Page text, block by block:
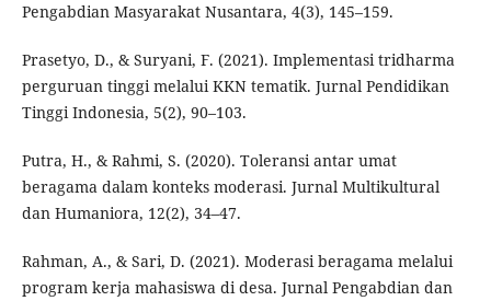
Pengabdian Masyarakat Nusantara, 4(3), 145–159.
Prasetyo, D., & Suryani, F. (2021). Implementasi tridharma
perguruan tinggi melalui KKN tematik. Jurnal Pendidikan
Tinggi Indonesia, 5(2), 90–103.
Putra, H., & Rahmi, S. (2020). Toleransi antar umat
beragama dalam konteks moderasi. Jurnal Multikultural
dan Humaniora, 12(2), 34–47.
Rahman, A., & Sari, D. (2021). Moderasi beragama melalui
program kerja mahasiswa di desa. Jurnal Pengabdian dan